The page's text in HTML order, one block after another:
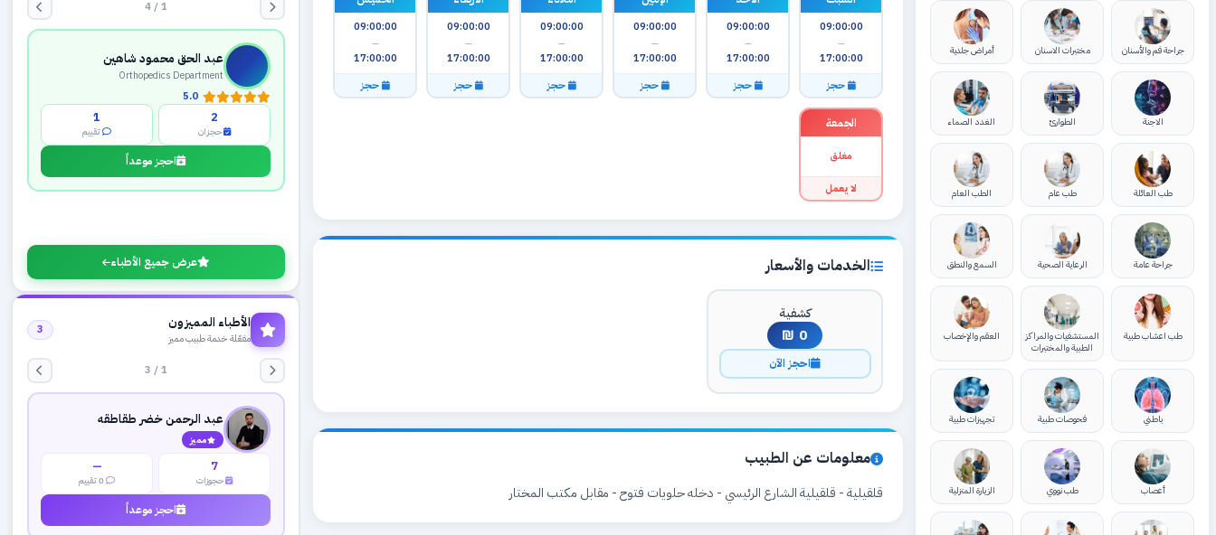
جراحة فم والأسنان مختبرات الاسنان أمراض جلدية
الاجنة الطوارئ الغدد الصماء
طب العائلة طب عام الطب العام
جراحة عامة الرعاية الصحية السمع والنطق
طب اعشاب طبية
المستشفيات والمراكز
الطبية والمختبرات
العقم والإخصاب
باطني فحوصات طبية تجهيزات طبية
أعصاب طب نووي الزيارة المنزلية
09:00:00
—
17:00:00
حجز
09:00:00
—
17:00:00
حجز
09:00:00
—
17:00:00
حجز
09:00:00
—
17:00:00
حجز
09:00:00
—
17:00:00
حجز
09:00:00
—
17:00:00
حجز
الجمعة
مغلق
لا يعمل
الخدمات والأسعار
كشفية
0 ₪
احجز الآن
معلومات عن الطبيب
قلقيلية - قلقيلية الشارع الرئيسي - دخله حلويات فتوح - مقابل مكتب المختار
عبد الحق محمود شاهين
5.0
حجزان تقييم
الأطباء المميزون 3
7
حجوزات